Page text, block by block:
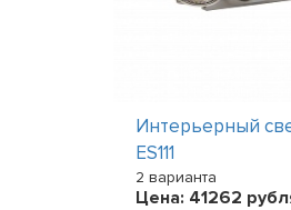
Интерьерный
ES111
2 варианта
Цена: 41262